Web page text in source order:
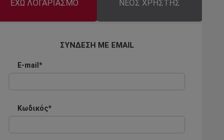
ΕΧΩ ΛΟΓΑΡΙΑΣΜΟ ΝΕΟΣ ΧΡΗΣΤΗΣ
ΣΥΝΔΕΣΗ ΜΕ EMAIL
E-mail*
Κωδικός*